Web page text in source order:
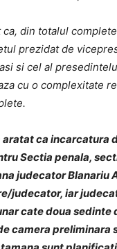
ca, din totalul
prezidat de
si cel al
cu o complexitate
aratat ca incarcatura
Sectia penala,
judecator Blanariu
judecator, iar
cate doua sedinte
camera preliminara